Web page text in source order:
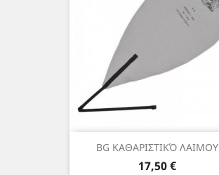
BG ΚΑΘΑΡΙΣΤΙΚΌ ΛΑΙΜΟΥ
Τιμή
17,50 €